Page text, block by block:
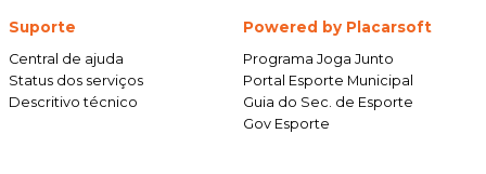
Suporte
Central de ajuda
Status dos serviços
Descritivo técnico
Powered by Placarsoft
Programa Joga Junto
Portal Esporte Municipal
Guia do Sec. de Esporte
Gov Esporte